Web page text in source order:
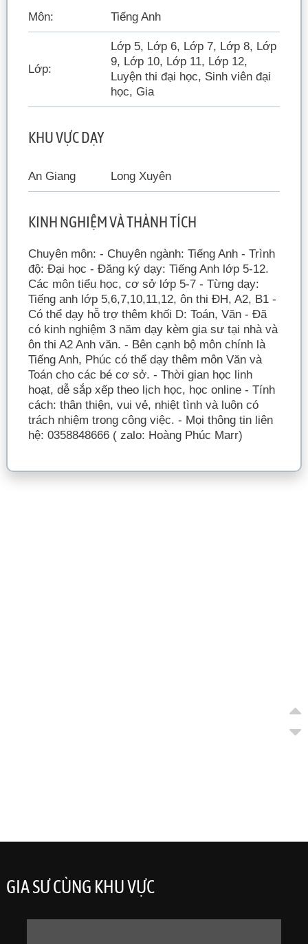
Môn: Tiếng Anh
Lớp:
Lớp 5, Lớp 6, Lớp 7, Lớp 8, Lớp
9, Lớp 10, Lớp 11, Lớp 12,
Luyện thi đại học, Sinh viên đại
học, Gia
KHU VỰC DẠY
An Giang Long Xuyên
KINH NGHIỆM VÀ THÀNH TÍCH
Chuyên môn: - Chuyên ngành: Tiếng Anh - Trình
độ: Đại học - Đăng ký dạy: Tiếng Anh lớp 5-12.
Các môn tiểu học, cơ sở lớp 5-7 - Từng dạy:
Tiếng anh lớp 5,6,7,10,11,12, ôn thi ĐH, A2, B1 -
Có thể dạy hỗ trợ thêm khối D: Toán, Văn - Đã
có kinh nghiệm 3 năm dạy kèm gia sư tại nhà và
ôn thi A2 Anh văn. - Bên cạnh bộ môn chính là
Tiếng Anh, Phúc có thể dạy thêm môn Văn và
Toán cho các bé cơ sở. - Thời gian học linh
hoạt, dễ sắp xếp theo lịch học, học online - Tính
cách: thân thiện, vui vẻ, nhiệt tình và luôn có
trách nhiệm trong công việc. - Mọi thông tin liên
hệ: 0358848666 ( zalo: Hoàng Phúc Marr)
GIA SƯ CÙNG KHU VỰC